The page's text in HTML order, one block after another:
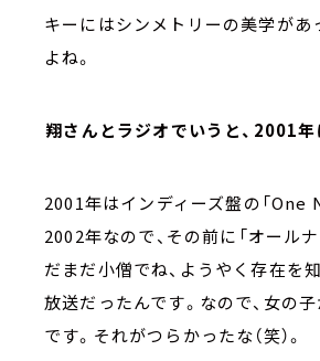
キーにはシンメトリーの美学があ
よね。
――翔さんとラジオでいうと、2001
2001年はインディーズ盤の「
2002年なので、その前に「オール
だまだ小僧でね、ようやく存在を
放送だったんです。なので、女の
です。それがつらかったな（笑）。